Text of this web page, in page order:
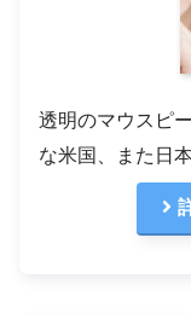
透明のマウスピ
な米国、また日